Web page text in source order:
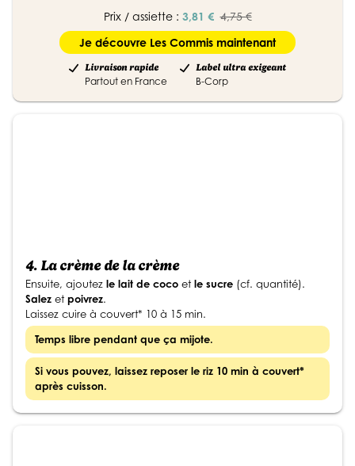
Prix / assiette : 3,81 € 4,75 €
Je découvre Les Commis maintenant
Livraison rapide
Partout en France
Label ultra exigeant
B-Corp
4. La crème de la crème
Ensuite, ajoutez le lait de coco et le sucre (cf. quantité).
Salez et poivrez.
Laissez cuire à couvert* 10 à 15 min.
Temps libre pendant que ça mijote.
Si vous pouvez, laissez reposer le riz 10 min à couvert*
après cuisson.